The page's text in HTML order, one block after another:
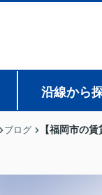
沿線から
ブログ 【福岡市の